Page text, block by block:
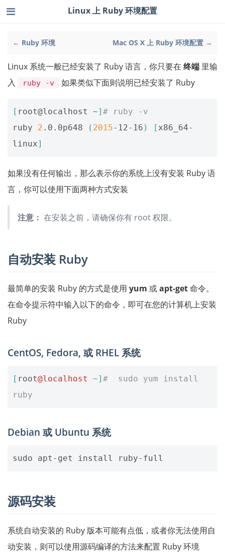
← Ruby 环境 Mac OS X 上 Ruby 环境配置 →
Linux 上 Ruby 环境配置
Linux 系统一般已经安装了 Ruby 语言，你只要在 终端 里输
入
ruby -v 如果类似下面则说明已经安装了 Ruby
[ root@localhost ~] # ruby -v
ruby 2 .0.0p648 ( 2015-12-16 ) [ x86_64-
linux]
如果没有任何输出，那么表示你的系统上没有安装 Ruby 语
言，你可以使用下面两种方式安装
注意： 在安装之前，请确保你有 root 权限。
自动安装 Ruby
最简单的安装 Ruby 的方式是使用 yum 或apt-get命令。
在命令提示符中输入以下的命令，即可在您的计算机上安装
Ruby
CentOS, Fedora, 或 RHEL 系统
[ root@localhost ~] #  sudo yum install
ruby
Debian 或 Ubuntu 系统
源码安装
系统自动安装的 Ruby 版本可能有点低，或者你无法使用自
动安装，则可以使用源码编译的方法来配置 Ruby 环境